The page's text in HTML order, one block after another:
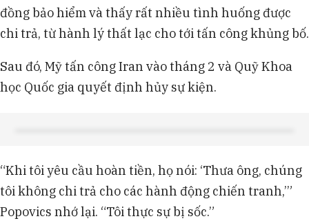
đồng bảo hiểm và thấy rất nhiều tình huống được
chi trả, từ hành lý thất lạc cho tới tấn công khủng bố.
Sau đó, Mỹ tấn công Iran vào tháng 2 và Quỹ Khoa
học Quốc gia quyết định hủy sự kiện.
“Khi tôi yêu cầu hoàn tiền, họ nói: ‘Thưa ông, chúng
tôi không chi trả cho các hành động chiến tranh,’”
Popovics nhớ lại. “Tôi thực sự bị sốc.”